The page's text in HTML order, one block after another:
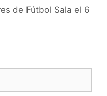
de Fútbol Sala el 6